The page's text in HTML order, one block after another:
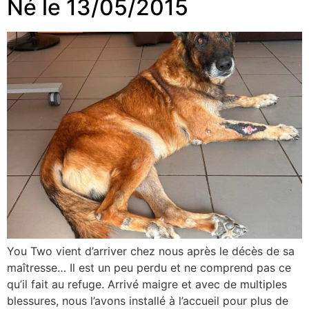
Né le 13/05/2015
You Two vient d’arriver chez nous après le décès de sa
maîtresse… Il est un peu perdu et ne comprend pas ce
qu’il fait au refuge. Arrivé maigre et avec de multiples
blessures, nous l’avons installé à l’accueil pour plus de